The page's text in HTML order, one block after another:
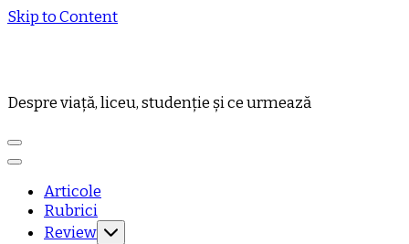
Skip to Content
Despre viață, liceu, studenție și ce urmează
Articole
Rubrici
Review